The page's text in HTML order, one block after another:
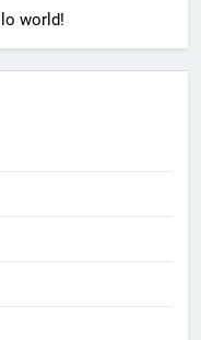
world!